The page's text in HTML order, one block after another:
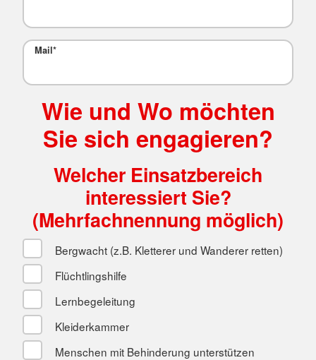
Mail*
Wie und Wo möchten
Sie sich engagieren?
Welcher Einsatzbereich
interessiert Sie?
(Mehrfachnennung möglich)
Bergwacht (z.B. Kletterer und Wanderer retten)
Flüchtlingshilfe
Lernbegeleitung
Kleiderkammer
Menschen mit Behinderung unterstützen